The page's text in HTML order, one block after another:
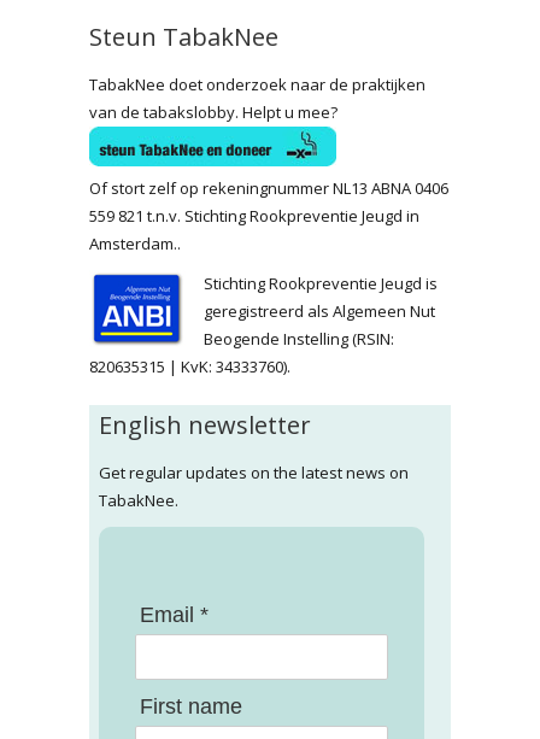
Steun TabakNee
TabakNee doet onderzoek naar de praktijken
van de tabakslobby. Helpt u mee?
Of stort zelf op rekeningnummer NL13 ABNA 0406
559 821 t.n.v. Stichting Rookpreventie Jeugd in
Amsterdam..
Stichting Rookpreventie Jeugd is
geregistreerd als Algemeen Nut
Beogende Instelling (RSIN:
820635315 | KvK: 34333760).
English newsletter
Get regular updates on the latest news on
TabakNee.
Email *
First name